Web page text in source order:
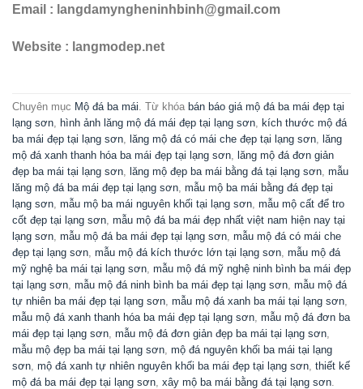
Email : langdamyngheninhbinh@gmail.com
Website : langmodep.net
Chuyên mục Mộ đá ba mái. Từ khóa bán báo giá mộ đá ba mái đẹp tại
lạng sơn, hình ảnh lăng mộ đá mái đẹp tại lạng sơn, kích thước mộ đá
ba mái đẹp tại lạng sơn, lăng mộ đá có mái che đẹp tại lạng sơn, lăng
mộ đá xanh thanh hóa ba mái đẹp tại lạng sơn, lăng mộ đá đơn giản
đẹp ba mái tại lạng sơn, lăng mộ đẹp ba mái bằng đá tại lạng sơn, mẫu
lăng mộ đá ba mái đẹp tại lạng sơn, mẫu mộ ba mái bằng đá đẹp tại
lạng sơn, mẫu mộ ba mái nguyên khối tại lạng sơn, mẫu mộ cất để tro
cốt đẹp tại lạng sơn, mẫu mộ đá ba mái đẹp nhất việt nam hiện nay tại
lạng sơn, mẫu mộ đá ba mái đẹp tại lạng sơn, mẫu mộ đá có mái che
đẹp tại lạng sơn, mẫu mộ đá kích thước lớn tại lạng sơn, mẫu mộ đá
mỹ nghệ ba mái tại lạng sơn, mẫu mộ đá mỹ nghệ ninh bình ba mái đẹp
tại lạng sơn, mẫu mộ đá ninh bình ba mái đẹp tại lạng sơn, mẫu mộ đá
tự nhiên ba mái đẹp tại lạng sơn, mẫu mộ đá xanh ba mái tại lạng sơn,
mẫu mộ đá xanh thanh hóa ba mái đẹp tại lạng sơn, mẫu mộ đá đơn ba
mái đẹp tại lạng sơn, mẫu mộ đá đơn giản đẹp ba mái tại lạng sơn,
mẫu mộ đẹp ba mái tại lạng sơn, mộ đá nguyên khối ba mái tại lạng
sơn, mộ đá xanh tự nhiên nguyên khối ba mái đẹp tại lạng sơn, thiết kế
mộ đá ba mái đẹp tại lạng sơn, xây mộ ba mái bằng đá tại lạng sơn.